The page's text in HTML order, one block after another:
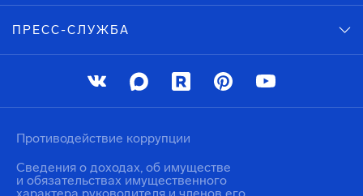
ПРЕСС-СЛУЖБА
Противодействие коррупции
Сведения о доходах, об имуществе
и обязательствах имущественного